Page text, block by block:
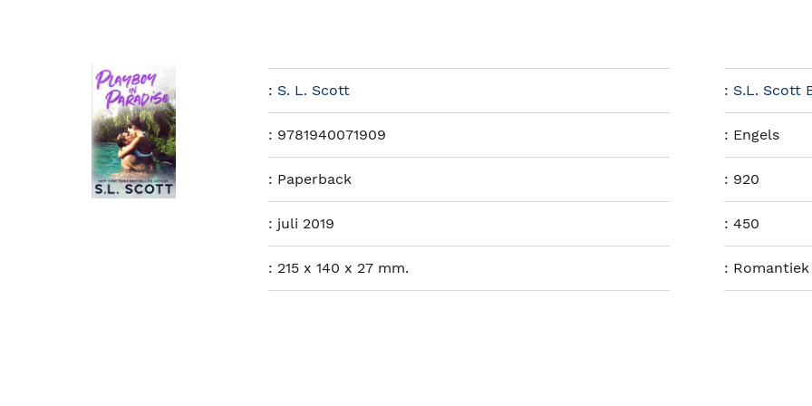
: S. L. Scott : S.L. Scott
: 9781940071909 : Engels
: Paperback : 920
: juli 2019 :450
: 215 x 140 x 27 mm. : Romantiek